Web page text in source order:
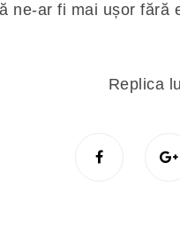
ne-ar fi mai ușor fără
Replica